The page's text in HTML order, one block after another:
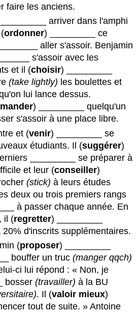
faire les anciens.
arriver dans l'amphi
ordonner) _________ ce
aller s'assoir. Benjamin
s'assoir avec les
et il (choisir) _________
(take lightly) les boulettes et
lui lance dessus.
) _________ quelqu'un
s'assoir à une place libre.
et (venir) _________ se
étudiants. Il (suggérer)
_________ se préparer à
et leur (conseiller)
(stick)à leurs études
deux ou trois premiers rangs
à passer chaque année. En
il (regretter) _________
d'inscrits supplémentaires.
(proposer) _________
bouffer un truc (manger qqch)
ci lui répond : « Non, je
bosser(travailler) à la BU
. Il (valoir mieux)
tout de suite. » Antoine